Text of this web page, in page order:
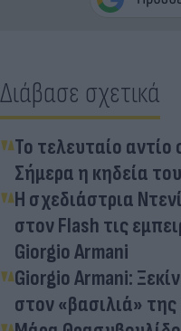
Διάβασε σχετικά
Το τελευταίο αντίο
Σήμερα η κηδεία
Η σχεδιάστρια
στον Flash τις
Giorgio Armani
Giorgio Armani:
στον «βασιλιά»